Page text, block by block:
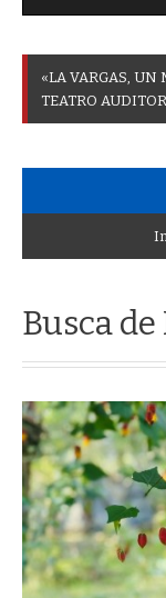
«LA VARGAS UN
TEATRO AUDITOR
Busca